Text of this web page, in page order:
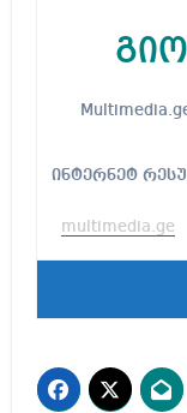
Multimedia.ge-ს დამფუძნებელი და მთავარი
ინტერნეტ
multimedia.ge